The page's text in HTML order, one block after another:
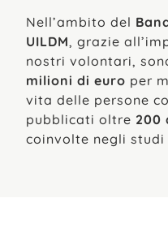
Nell’ambito del
UILDM, grazie
nostri volontari,
milioni di euro per
vita delle persone
pubblicati oltre 200
coinvolte negli studi